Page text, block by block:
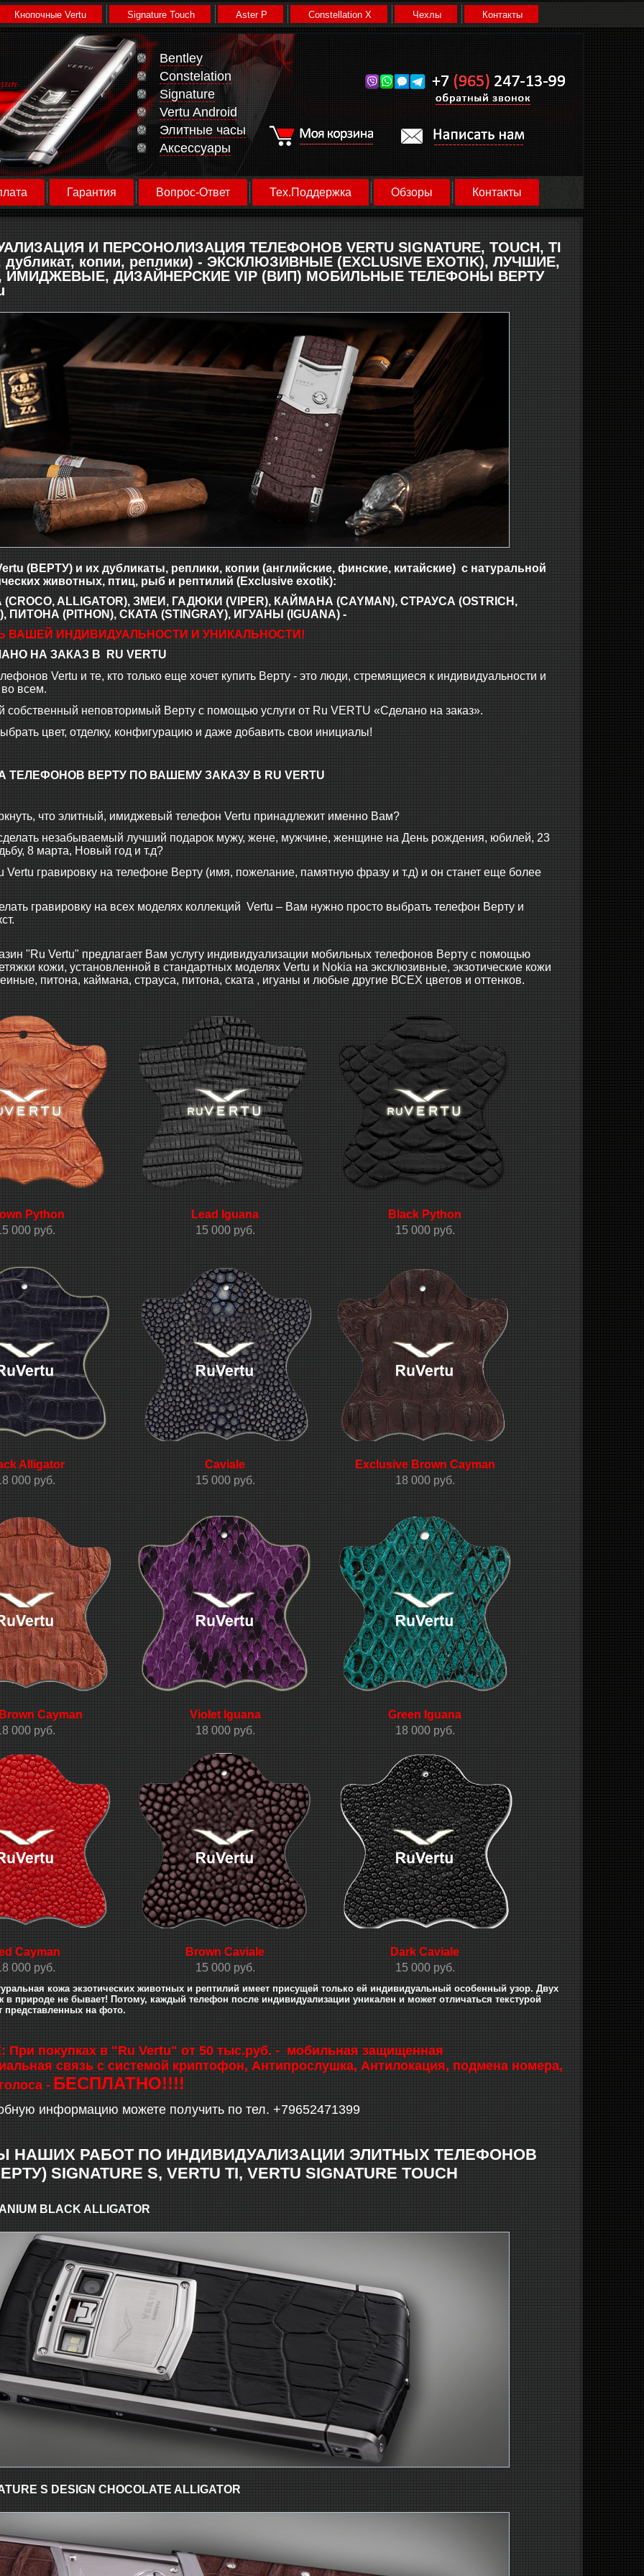
Кнопочные Vertu Signature Touch Aster P Constellation X Чехлы Контакты
Bentley
Constelation
Signature
Vertu Android
Элитные часы
Аксессуары
Гарантия Вопрос-Ответ Тех.Поддержка Обзоры Контакты
И ПЕРСОНОЛИЗАЦИЯ ТЕЛЕФОНОВ VERTU SIGNATURE, TOUCH, TI
дубликат, копии, реплики) - ЭКСКЛЮЗИВНЫЕ (EXCLUSIVE EXOTIK), ЛУЧШИЕ,
ИМИДЖЕВЫЕ, ДИЗАЙНЕРСКИЕ VIP (ВИП) МОБИЛЬНЫЕ ТЕЛЕФОНЫ ВЕРТУ
(ВЕРТУ) и их дубликаты, реплики, копии (английские, финские, китайские) с натуральной
животных, птиц, рыб и рептилий (Exclusive exotik):
ALLIGATOR), ЗМЕИ, ГАДЮКИ (VIPER), КАЙМАНА (CAYMAN), СТРАУСА (OSTRICH,
ПИТОНА (PITHON), СКАТА (STINGRAY), ИГУАНЫ (IGUANA) -
ВАШЕЙ ИНДИВИДУАЛЬНОСТИ И УНИКАЛЬНОСТИ!
НА ЗАКАЗ В RU VERTU
Vertu и те, кто только еще хочет купить Верту - это люди, стремящиеся к индивидуальности и
во всем.
собственный неповторимый Верту c помощью услуги от Ru VERTU «Сделано на заказ».
цвет, отделку, конфигурацию и даже добавить свои инициалы!
ТЕЛЕФОНОВ ВЕРТУ ПО ВАШЕМУ ЗАКАЗУ В RU VERTU
что элитный, имиджевый телефон Vertu принадлежит именно Вам?
незабываемый лучший подарок мужу, жене, мужчине, женщине на День рождения, юбилей, 23
8 марта, Новый год и т.д?
Vertu гравировку на телефоне Верту (имя, пожелание, памятную фразу и т.д) и он станет еще более
гравировку на всех моделях коллекций Vertu – Вам нужно просто выбрать телефон Верту и
"Ru Vertu" предлагает Вам услугу индивидуализации мобильных телефонов Верту с помощью
кожи, установленной в стандартных моделях Vertu и Nokia на эксклюзивные, экзотические кожи
питона, каймана, страуса, питона, ската , игуаны и любые другие ВСЕХ цветов и оттенков.
Python Lead Iguana
Black Python
000 руб.
15 000 руб.
15 000 руб.
Alligator Caviale
Exclusive Brown Cayman
000 руб.
15 000 руб.
18 000 руб.
Cayman Violet Iguana
Green Iguana
000 руб.
18 000 руб. 18 000 руб.
Cayman Brown Caviale
Dark Caviale
000 руб.
15 000 руб. 15 000 руб.
кожа экзотических животных и рептилий имеет присущей только ей индивидуальный особенный узор. Двух
в природе не бывает! Потому, каждый телефон после индивидуализации уникален и может отличаться текстурой
представленных на фото.
покупках в "Ru Vertu" от 50 тыс.руб. - мобильная защищенная
связь с системой криптофон, Антипрослушка, Антилокация, подмена номера,
- БЕСПЛАТНО!!!!
информацию можете получить по тел. +79652471399
НАШИХ РАБОТ ПО ИНДИВИДУАЛИЗАЦИИ ЭЛИТНЫХ ТЕЛЕФОНОВ
SIGNATURE S, VERTU TI, VERTU SIGNATURE TOUCH
BLACK ALLIGATOR
S DESIGN CHOCOLATE ALLIGATOR